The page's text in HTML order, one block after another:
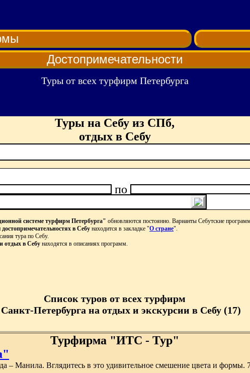
Достопримечательности
Туры от всех турфирм Петербурга
Туры на Себу из СПб,
отдых в Себу
по
системе турфирм Петербурга" обновляются постоянно. Варианты Себутские
достопримечательностях в Себу находится в закладке "О стране".
тура по Себу.
отдых в Себу находятся в описаниях программ.
Список туров от всех турфирм
Петербурга на отдых и экскурсии в Себу (17)
Турфирма "ИТС - Тур"
– Манила. Вглядитесь в это удивительное смешение цвета и формы.